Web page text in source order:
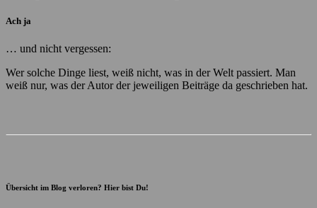
Ach ja
… und nicht vergessen:
Wer solche Dinge liest, weiß nicht, was in der Welt passiert. Man
weiß nur, was der Autor der jeweiligen Beiträge da geschrieben hat.
Übersicht im Blog verloren? Hier bist Du!